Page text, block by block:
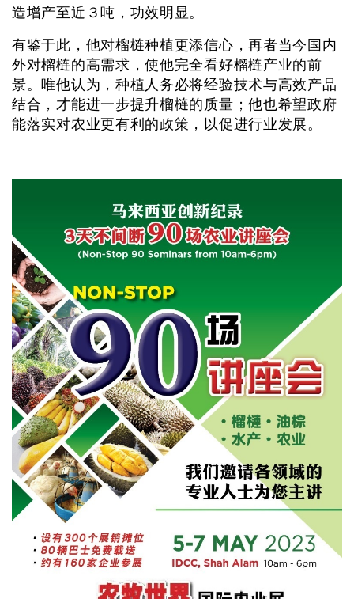
造增产至近３吨，功效明显。
有鉴于此，他对榴梿种植更添信心，再者当今国内
外对榴梿的高需求，使他完全看好榴梿产业的前
景。唯他认为，种植人务必将经验技术与高效产品
结合，才能进一步提升榴梿的质量；他也希望政府
能落实对农业更有利的政策，以促进行业发展。